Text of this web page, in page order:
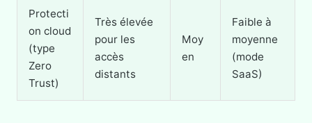
Protecti
on cloud
(type
Zero
Trust)
Très élevée
pour les
accès
distants
Moy
en
Faible à
moyenne
(mode
SaaS)